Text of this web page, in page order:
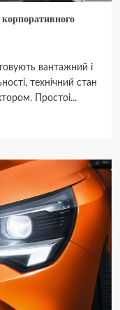
корпоративного
вантажний і
технічний стан
Простоі...